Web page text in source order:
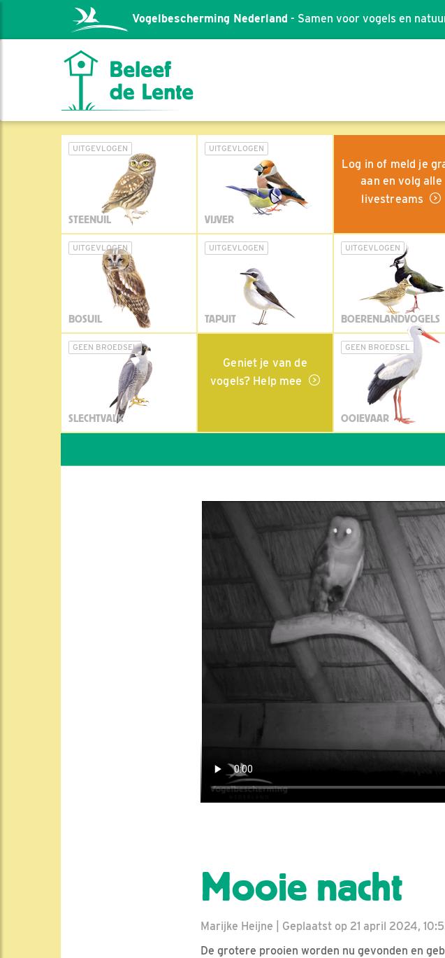
Vogelbescherming Nederland - Samen voor vogels en
UITGEVLOGEN
STEENUIL
UITGEVLOGEN
VIJVER
Log in of meld je
aan en volg alle
livestreams
UITGEVLOGEN
BOSUIL
UITGEVLOGEN
TAPUIT
UITGEVLOGEN
BOERENLANDVOGELS
GEEN BROEDSEL
SLECHTVALK
Geniet je van de
vogels? Help mee
GEEN BROEDSEL
OOIEVAAR
Mooie nacht
Marijke Heijne | Geplaatst op 21 april 2024,
De grotere prooien worden nu gevonden en